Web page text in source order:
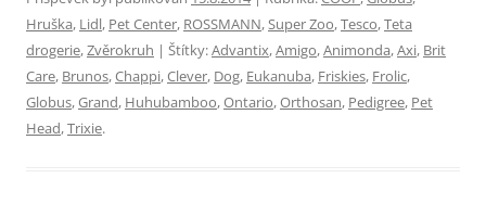
Hruška, Lidl, Pet Center, ROSSMANN,Super Zoo,Tesco,Teta
drogerie,Zvěrokruh | Štítky:Advantix,Amigo,Animonda,Axi, Brit
Care, Brunos,Chappi,Clever, Dog, Eukanuba, Friskies, Frolic,
Globus,Grand, Huhubamboo,Ontario,Orthosan, Pedigree, Pet
Head,Trixie.